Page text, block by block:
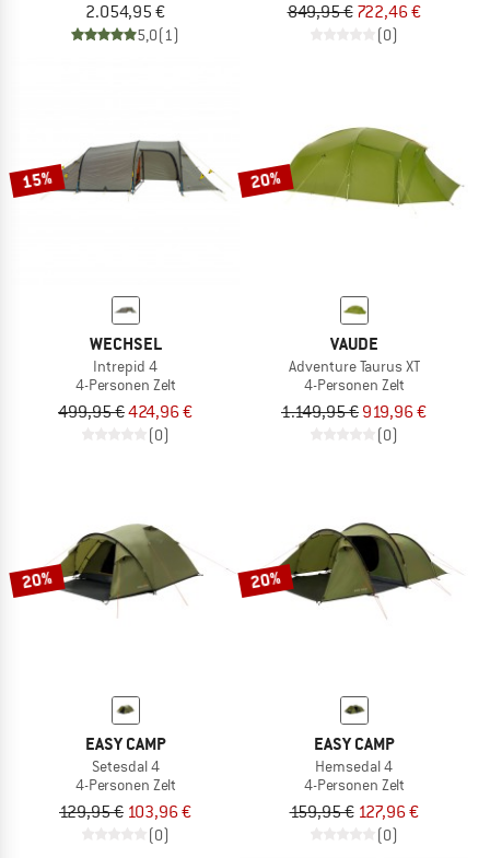
2.054,95 €
5,0(1)
849,95 € 722,46 €
(0)
15%
WECHSEL
Intrepid 4
4-Personen Zelt
499,95 €424,96 €
(0)
20%
VAUDE
Adventure Taurus XT
4-Personen Zelt
1.149,95 € 919,96 €
(0)
20%
EASY CAMP
Setesdal 4
4-Personen Zelt
129,95 € 103,96 €
(0)
20%
EASY CAMP
Hemsedal 4
4-Personen Zelt
159,95 € 127,96 €
(0)